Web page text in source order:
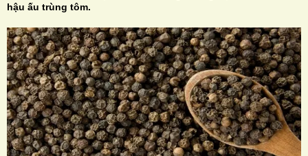
hậu ấu trùng tôm.